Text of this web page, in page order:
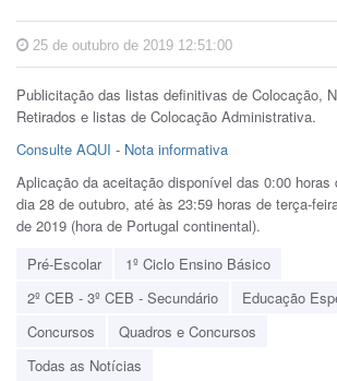
25 de outubro de 2019 12:51:00
Publicitação das listas definitivas de Colocação,
Retirados e listas de Colocação Administrativa.
Consulte AQUI - Nota informativa
Aplicação da aceitação disponível das 0:00 horas
dia 28 de outubro, até às 23:59 horas de terça-
de 2019 (hora de Portugal continental).
Pré-Escolar
1º Ciclo Ensino Básico
2º CEB - 3º CEB - Secundário
Educação
Concursos
Quadros e Concursos
Todas as Notícias